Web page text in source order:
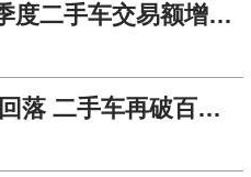
取消限迁效果显现 一季度二手车交易额增40%
5月库存预警指数继续回落 二手车再破百万辆